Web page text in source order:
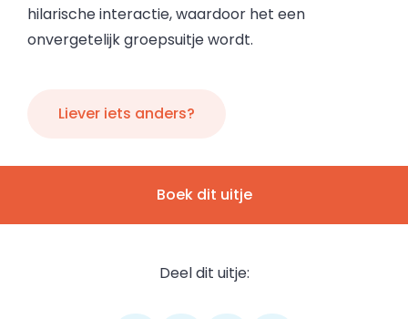
hilarische interactie, waardoor het een
onvergetelijk groepsuitje wordt.
Liever iets anders?
Boek dit uitje
Deel dit uitje: